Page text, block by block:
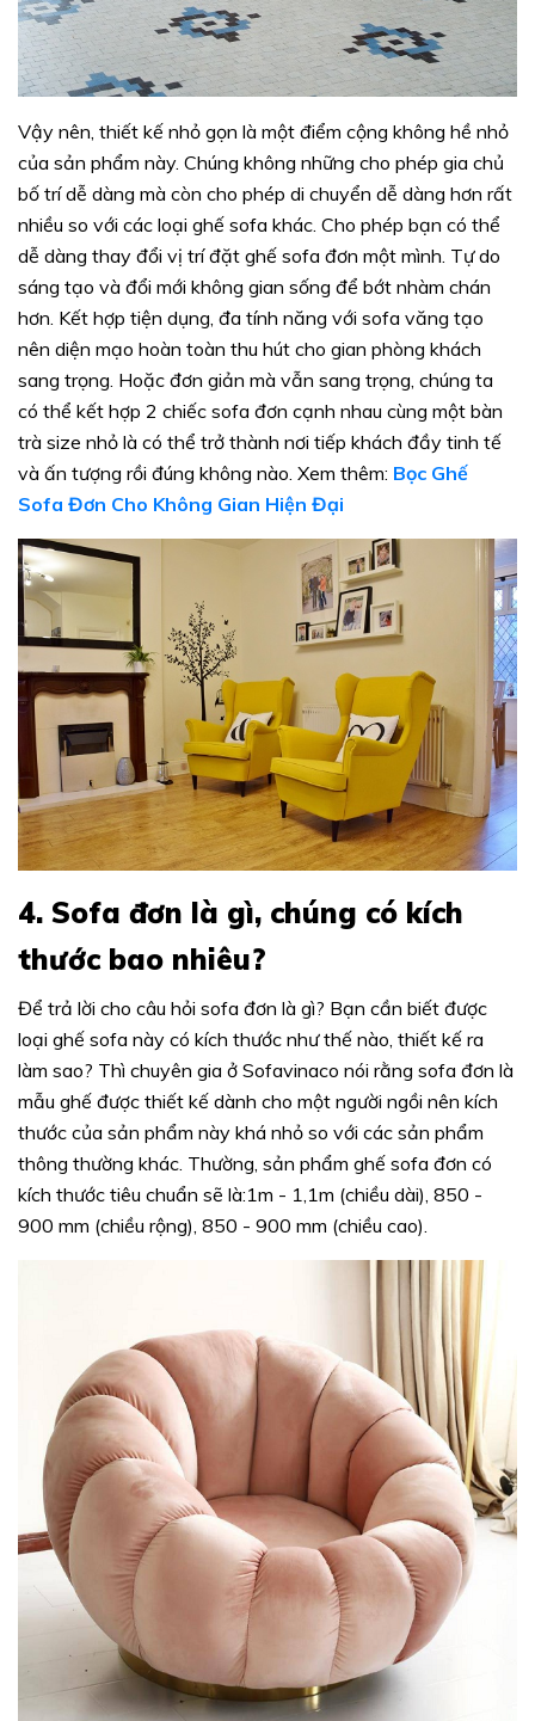
Vậy nên, thiết kế nhỏ gọn là một điểm cộng không hề nhỏ
của sản phẩm này. Chúng không những cho phép gia chủ
bố trí dễ dàng mà còn cho phép di chuyển dễ dàng hơn rất
nhiều so với các loại ghế sofa khác. Cho phép bạn có thể
dễ dàng thay đổi vị trí đặt ghế sofa đơn một mình. Tự do
sáng tạo và đổi mới không gian sống để bớt nhàm chán
hơn. Kết hợp tiện dụng, đa tính năng với sofa văng tạo
nên diện mạo hoàn toàn thu hút cho gian phòng khách
sang trọng. Hoặc đơn giản mà vẫn sang trọng, chúng ta
có thể kết hợp 2 chiếc sofa đơn cạnh nhau cùng một bàn
trà size nhỏ là có thể trở thành nơi tiếp khách đầy tinh tế
và ấn tượng rồi đúng không nào. Xem thêm: Bọc Ghế
Sofa Đơn Cho Không Gian Hiện Đại
4. Sofa đơn là gì, chúng có kích
thước bao nhiêu?
Để trả lời cho câu hỏi sofa đơn là gì? Bạn cần biết được
loại ghế sofa này có kích thước như thế nào, thiết kế ra
làm sao? Thì chuyên gia ở Sofavinaco nói rằng sofa đơn là
mẫu ghế được thiết kế dành cho một người ngồi nên kích
thước của sản phẩm này khá nhỏ so với các sản phẩm
thông thường khác. Thường, sản phẩm ghế sofa đơn có
kích thước tiêu chuẩn sẽ là:1m - 1,1m (chiều dài), 850 -
900 mm (chiều rộng), 850 - 900 mm (chiều cao).